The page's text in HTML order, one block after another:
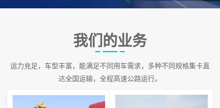
我们的业务
运力充足，车型丰富，能满足不同用车需求，多种不同规格集卡直
达全国运输，全程高速公路运行。